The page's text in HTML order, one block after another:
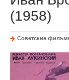
(1958)
Советские